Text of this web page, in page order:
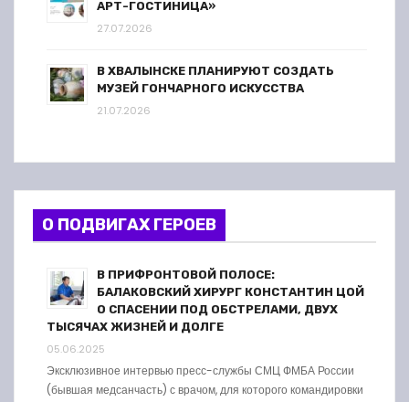
АРТ-ГОСТИНИЦА»
27.07.2026
В ХВАЛЫНСКЕ ПЛАНИРУЮТ СОЗДАТЬ
МУЗЕЙ ГОНЧАРНОГО ИСКУССТВА
21.07.2026
О ПОДВИГАХ ГЕРОЕВ
В ПРИФРОНТОВОЙ ПОЛОСЕ:
БАЛАКОВСКИЙ ХИРУРГ КОНСТАНТИН ЦОЙ
О СПАСЕНИИ ПОД ОБСТРЕЛАМИ, ДВУХ
ТЫСЯЧАХ ЖИЗНЕЙ И ДОЛГЕ
05.06.2025
Эксклюзивное интервью пресс-службы СМЦ ФМБА России
(бывшая медсанчасть) с врачом, для которого командировки